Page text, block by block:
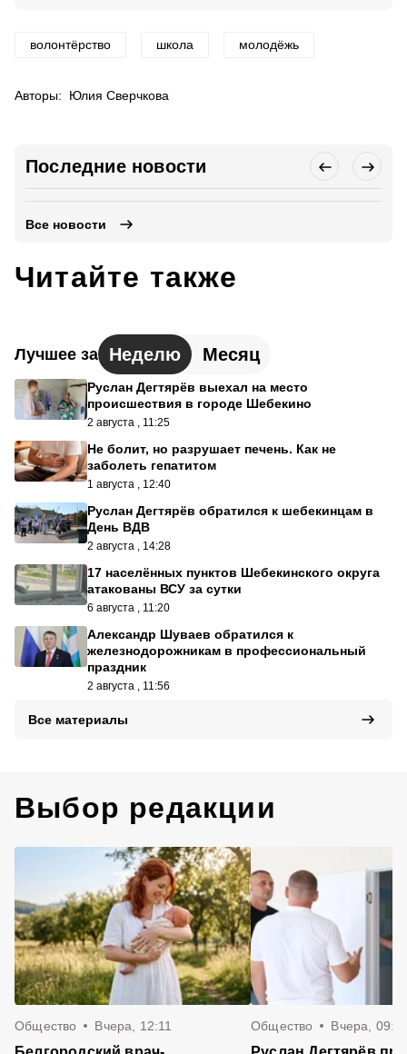
волонтёрство школа молодёжь
Авторы: Юлия Сверчкова
Последние новости
Все новости
Читайте также
Лучшее за Неделю Месяц
Руслан Дегтярёв выехал на место
происшествия в городе Шебекино
2 августа , 11:25
Не болит, но разрушает печень. Как не
заболеть гепатитом
1 августа , 12:40
Руслан Дегтярёв обратился к шебекинцам в
День ВДВ
2 августа , 14:28
17 населённых пунктов Шебекинского округа
атакованы ВСУ за сутки
6 августа , 11:20
Александр Шуваев обратился к
железнодорожникам в профессиональный
праздник
2 августа , 11:56
Все материалы
Выбор редакции
Общество Вчера, 12:11 Общество Вчера,